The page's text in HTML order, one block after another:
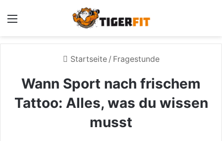
Startseite / Fragestunde
Wann Sport nach frischem
Tattoo: Alles, was du wissen
musst